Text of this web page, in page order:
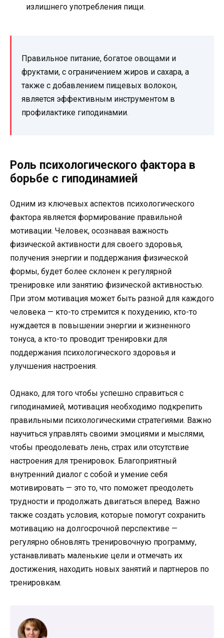
излишнего употребления пищи.
Правильное питание, богатое овощами и
фруктами, с ограничением жиров и сахара, а
также с добавлением пищевых волокон,
является эффективным инструментом в
профилактике гиподинамии.
Роль психологического фактора в
борьбе с гиподинамией
Одним из ключевых аспектов психологического
фактора является формирование правильной
мотивации. Человек, осознавая важность
физической активности для своего здоровья,
получения энергии и поддержания физической
формы, будет более склонен к регулярной
тренировке или занятию физической активностью.
При этом мотивация может быть разной для каждого
человека — кто-то стремится к похудению, кто-то
нуждается в повышении энергии и жизненного
тонуса, а кто-то проводит тренировки для
поддержания психологического здоровья и
улучшения настроения.
Однако, для того чтобы успешно справиться с
гиподинамией, мотивация необходимо подкрепить
правильными психологическими стратегиями. Важно
научиться управлять своими эмоциями и мыслями,
чтобы преодолевать лень, страх или отсутствие
настроения для тренировок. Благоприятный
внутренний диалог с собой и умение себя
мотивировать — это то, что поможет преодолеть
трудности и продолжать двигаться вперед. Важно
также создать условия, которые помогут сохранить
мотивацию на долгосрочной перспективе —
регулярно обновлять тренировочную программу,
устанавливать маленькие цели и отмечать их
достижения, находить новых занятий и партнеров по
тренировкам.